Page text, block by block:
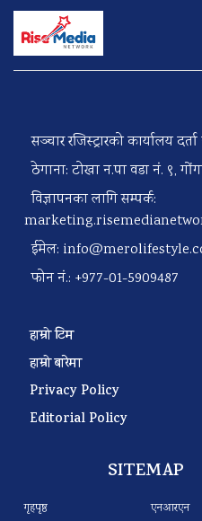
सञ्चार रजिस्ट्रारको कार्यालय
ठेगाना: टोखा न.पा वडा नं. ९,
विज्ञापनका लागि सम्पर्क:
ईमेल:
फोन नं.: +977-01-5909487
हाम्रो टिम
हाम्रो बारेमा
Privacy Policy
Editorial Policy
SITEMAP
गृहपृष्ठ
एनआरएन